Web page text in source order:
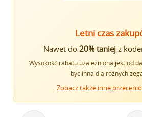
Letni czas
Nawet do 20% taniejz
Wysokość rabatu uzależniona jest od
być inna dla różnych
Zobacz także inne